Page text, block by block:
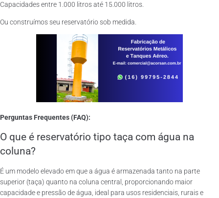
Capacidades entre 1.000 litros até 15.000 litros.
Ou construímos seu reservatório sob medida.
Perguntas Frequentes (FAQ):
O que é reservatório tipo taça com água na
coluna?
É um modelo elevado em que a água é armazenada tanto na parte
superior (taça) quanto na coluna central, proporcionando maior
capacidade e pressão de água, ideal para usos residenciais, rurais e